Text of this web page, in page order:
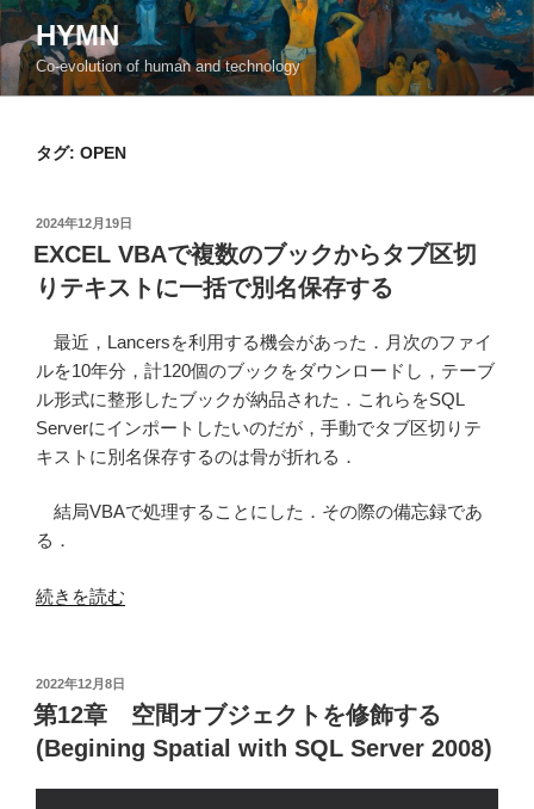
コ
ン
テ
ン
HYMN
Co-evolution of human and technology
タグ: OPEN
投
稿
日:
2024年12月19日
EXCEL VBAで複数のブックからタブ区切
りテキストに一括で別名保存する
最近，Lancersを利用する機会があった．月次のファイ
ルを10年分，計120個のブックをダウンロードし，テーブ
ル形式に整形したブックが納品された．これらをSQL
Serverにインポートしたいのだが，手動でタブ区切りテ
キストに別名保存するのは骨が折れる．
結局VBAで処理することにした．その際の備忘録であ
る．
“EXCEL
複
数
の
ブ
ッ
続きを読む
投
稿
日:
2022年12月8日
第12章 空間オブジェクトを修飾する
(Begining Spatial with SQL Server 2008)